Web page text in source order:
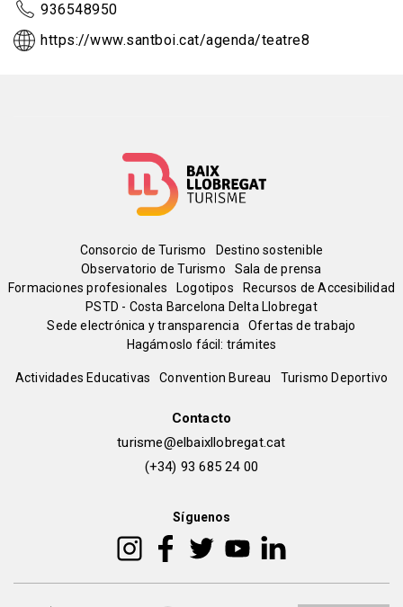
936548950
https://www.santboi.cat/agenda/teatre8
Menú
del
pie
Consorcio de Turismo
Destino sostenible
Observatorio de Turismo
Sala de prensa
Formaciones profesionales
Logotipos
Recursos de Accesibilidad
PSTD - Costa Barcelona Delta Llobregat
Sede electrónica y transparencia
Ofertas de trabajo
Hagámoslo fácil: trámites
Peu
Actividades Educativas Convention Bureau Turismo Deportivo
Contacto
turisme@elbaixllobregat.cat
(+34) 93 685 24 00
Síguenos